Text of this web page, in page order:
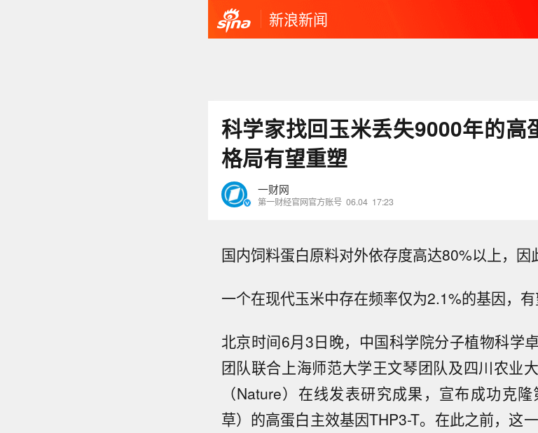
新浪新闻
科学家找回玉米丢失9000年的高
格局有望重塑
一财网
第一财经官网官方账号 06.04 17:23
国内饲料蛋白原料对外依存度高达80%以上，因
一个在现代玉米中存在频率仅为2.1%的基因，有
北京时间6月3日晚，中国科学院分子植物科学
团队联合上海师范大学王文琴团队及四川农业
（Nature）在线发表研究成果，宣布成功克
草）的高蛋白主效基因THP3-T。在此之前，这